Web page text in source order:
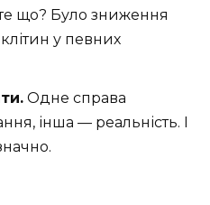
що? Було зниження
у певних
Одне справа
інша — реальність. І